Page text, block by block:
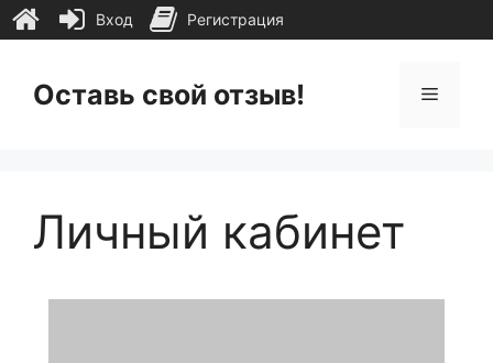
содержимому
Оставь свой отзыв! Меню
Личный кабинет
Вход Регистрация